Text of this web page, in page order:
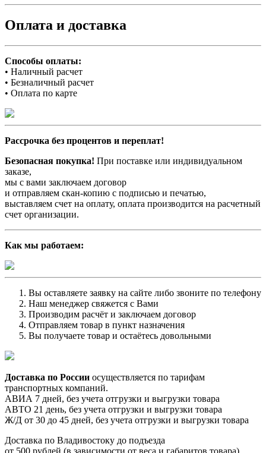
Оплата и доставка
Способы оплаты:
• Наличный расчет
• Безналичный расчет
• Оплата по карте
Рассрочка без процентов и переплат!
Безопасная покупка! При поставке или индивидуальном
заказе,
мы с вами заключаем договор
и отправляем скан-копию с подписью и печатью,
выставляем счет на оплату, оплата производится на расчетный
счет организации.
Как мы работаем:
Вы оставляете заявку на сайте либо звоните по телефону
Наш менеджер свяжется с Вами
Производим расчёт и заключаем договор
Отправляем товар в пункт назначения
Вы получаете товар и остаётесь довольными
Доставка по России осуществляется по тарифам
транспортных компаний.
АВИА 7 дней, без учета отгрузки и выгрузки товара
АВТО 21 день, без учета отгрузки и выгрузки товара
Ж/Д от 30 до 45 дней, без учета отгрузки и выгрузки товара
Доставка по Владивостоку до подъезда
от 500 рублей (в зависимости от веса и габаритов товара)